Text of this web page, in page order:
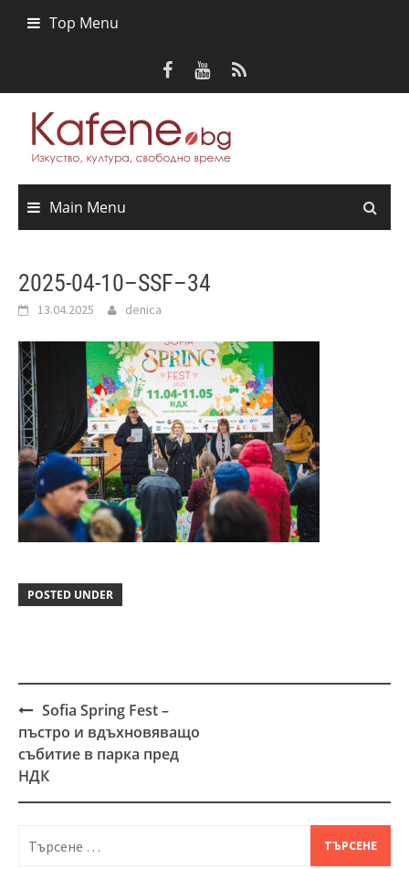
Top Menu
Main Menu
2025-04-10–SSF–34
13.04.2025 denica
POSTED UNDER
Post
navigation
Sofia Spring Fest –
пъстро и вдъхновяващо
събитие в парка пред
НДК
за: